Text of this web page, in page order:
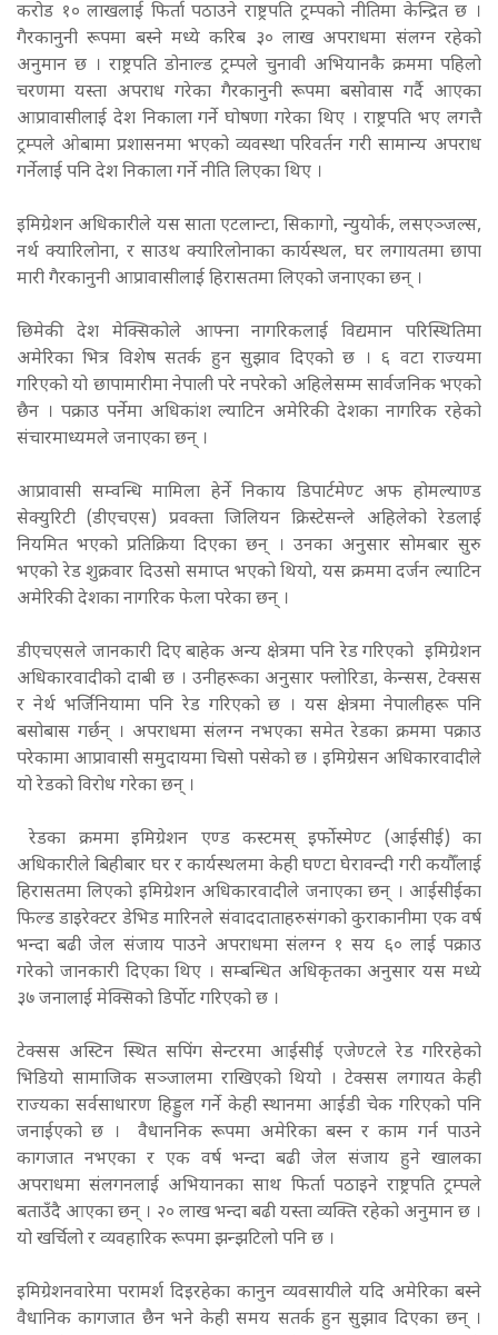
करोड १० लाखलाई फिर्ता पठाउने राष्ट्रपति ट्रम्पको नीतिमा केन्द्रित छ ।
गैरकानुनी रूपमा बस्ने मध्ये करिब ३० लाख अपराधमा संलग्न रहेको
अनुमान छ । राष्ट्रपति डोनाल्ड ट्रम्पले चुनावी अभियानकै क्रममा पहिलो
चरणमा यस्ता अपराध गरेका गैरकानुनी रूपमा बसोवास गर्दै आएका
आप्रावासीलाई देश निकाला गर्ने घोषणा गरेका थिए । राष्ट्रपति भए लगत्तै
ट्रम्पले ओबामा प्रशासनमा भएको व्यवस्था परिवर्तन गरी सामान्य अपराध
गर्नेलाई पनि देश निकाला गर्ने नीति लिएका थिए ।
इमिग्रेशन अधिकारीले यस साता एटलान्टा, सिकागो, न्युयोर्क, लसएञ्जल्स,
नर्थ क्यारिलोना, र साउथ क्यारिलोनाका कार्यस्थल, घर लगायतमा छापा
मारी गैरकानुनी आप्रावासीलाई हिरासतमा लिएको जनाएका छन् ।
छिमेकी देश मेक्सिकोले आफ्ना नागरिकलाई विद्यमान परिस्थितिमा
अमेरिका भित्र विशेष सतर्क हुन सुझाव दिएको छ । ६ वटा राज्यमा
गरिएको यो छापामारीमा नेपाली परे नपरेको अहिलेसम्म सार्वजनिक भएको
छैन । पक्राउ पर्नेमा अधिकांश ल्याटिन अमेरिकी देशका नागरिक रहेको
संचारमाध्यमले जनाएका छन् ।
आप्रावासी सम्वन्धि मामिला हेर्ने निकाय डिपार्टमेण्ट अफ होमल्याण्ड
सेक्युरिटी (डीएचएस) प्रवक्ता जिलियन क्रिस्टेसन्ले अहिलेको रेडलाई
नियमित भएको प्रतिक्रिया दिएका छन् । उनका अनुसार सोमबार सुरु
भएको रेड शुक्रवार दिउसो समाप्त भएको थियो, यस क्रममा दर्जन ल्याटिन
अमेरिकी देशका नागरिक फेला परेका छन् ।
डीएचएसले जानकारी दिए बाहेक अन्य क्षेत्रमा पनि रेड गरिएको इमिग्रेशन
अधिकारवादीको दाबी छ । उनीहरूका अनुसार फ्लोरिडा, केन्सस, टेक्सस
र नेर्थ भर्जिनियामा पनि रेड गरिएको छ । यस क्षेत्रमा नेपालीहरू पनि
बसोबास गर्छन् । अपराधमा संलग्न नभएका समेत रेडका क्रममा पक्राउ
परेकामा आप्रावासी समुदायमा चिसो पसेको छ । इमिग्रेसन अधिकारवादीले
यो रेडको विरोध गरेका छन् ।
रेडका क्रममा इमिग्रेशन एण्ड कस्टमस् इर्फोस्मेण्ट (आईसीई) का
अधिकारीले बिहीबार घर र कार्यस्थलमा केही घण्टा घेरावन्दी गरी कयौँलाई
हिरासतमा लिएको इमिग्रेशन अधिकारवादीले जनाएका छन् । आईसीईका
फिल्ड डाइरेक्टर डेभिड मारिनले संवाददाताहरुसंगको कुराकानीमा एक वर्ष
भन्दा बढी जेल संजाय पाउने अपराधमा संलग्न १ सय ६० लाई पक्राउ
गरेको जानकारी दिएका थिए । सम्बन्धित अधिकृतका अनुसार यस मध्ये
३७ जनालाई मेक्सिको डिर्पोट गरिएको छ ।
टेक्सस अस्टिन स्थित सपिंग सेन्टरमा आईसीई एजेण्टले रेड गरिरहेको
भिडियो सामाजिक सञ्जालमा राखिएको थियो । टेक्सस लगायत केही
राज्यका सर्वसाधारण हिड्डुल गर्ने केही स्थानमा आईडी चेक गरिएको पनि
जनाईएको छ । वैधाननिक रूपमा अमेरिका बस्न र काम गर्न पाउने
कागजात नभएका र एक वर्ष भन्दा बढी जेल संजाय हुने खालका
अपराधमा संलगनलाई अभियानका साथ फिर्ता पठाइने राष्ट्रपति ट्रम्पले
बताउँदै आएका छन् । २० लाख भन्दा बढी यस्ता व्यक्ति रहेको अनुमान छ ।
यो खर्चिलो र व्यवहारिक रूपमा झन्झटिलो पनि छ ।
इमिग्रेशनवारेमा परामर्श दिइरहेका कानुन व्यवसायीले यदि अमेरिका बस्ने
वैधानिक कागजात छैन भने केही समय सतर्क हुन सुझाव दिएका छन् ।